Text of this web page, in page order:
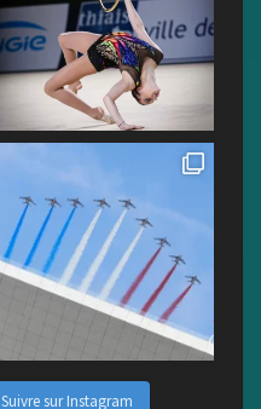
Suivre sur Instagram